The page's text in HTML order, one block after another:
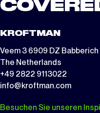
KROFTMAN
Veem 3 6909 DZ Babberich
The Netherlands
+49 2822 9113022
info@kroftman.com
Besuchen Sie unseren